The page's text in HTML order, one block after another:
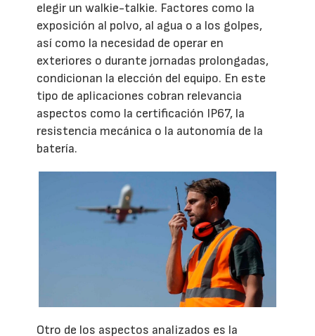
elegir un walkie-talkie. Factores como la
exposición al polvo, al agua o a los golpes,
así como la necesidad de operar en
exteriores o durante jornadas prolongadas,
condicionan la elección del equipo. En este
tipo de aplicaciones cobran relevancia
aspectos como la certificación IP67, la
resistencia mecánica o la autonomía de la
batería.
Otro de los aspectos analizados es la